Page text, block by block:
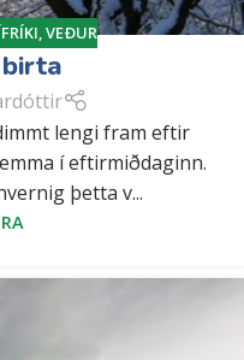
VEÐUR
lengi fram eftir
í eftirmiðdaginn.
þetta v...